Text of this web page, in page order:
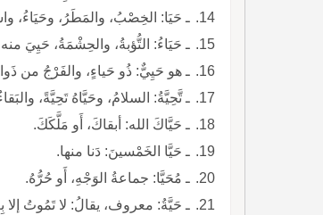
ـ حَيَا: الخِصْبُ، والمَطَرُ، وحَيَاءُ،
ـ حَيَاءُ: التُّؤبةُ، والحِشْمَةُ، حَيِيَ
ـ هو حَيِيٌّ: ذُو حَياءٍ، والفَرْجُ من ذَواتِ الخُفِّ
ـ تَّحِيَّةُ: السلامُ، وحَيَّاهُ تَحِيَّةً،
ـ حَيَّاكَ الله: أبقاكَ، أَو مَلَّكَكَ.
ـ حَيَّا الخَمْسينَ: دَنا منها.
ـ مُحَيَّا: جماعةُ الوَجْهِ، أَو حُرُّهُ.
ـ حَيَّةُ: معروف، يقالُ: لا تَمُوتُ إلا بِعَرَضٍ, ج: حَيَّاتٌ وحَيْواتٌ. وكَواكِبُ ما بَيْنَ